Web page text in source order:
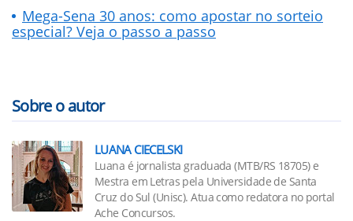
Mega-Sena 30 anos: como apostar no sorteio
especial? Veja o passo a passo
Sobre o autor
LUANA CIECELSKI
Luana é jornalista graduada (MTB/RS 18705) e
Mestra em Letras pela Universidade de Santa
Cruz do Sul (Unisc). Atua como redatora no portal
Ache Concursos.